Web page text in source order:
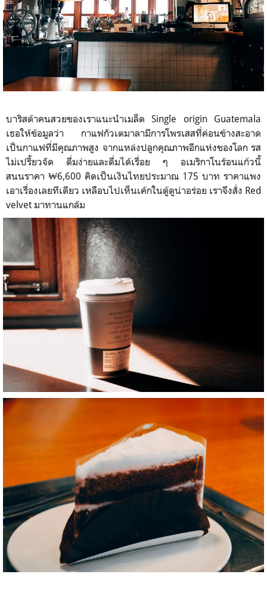
บาริสต้าคนสวยของเราแนะนำเมล็ด Single origin Guatemala
เธอให้ข้อมูลว่า กาแฟกัวเตมาลามีการโพรเสสที่ค่อนข้างสะอาด
เป็นกาแฟที่มีคุณภาพสูง จากแหล่งปลูกคุณภาพอีกแห่งของโลก รส
ไม่เปรี้ยวจัด ดื่มง่ายและดื่มได้เรื่อย ๆ อเมริกาโนร้อนแก้วนี้
สนนราคา ₩6,600 คิดเป็นเงินไทยประมาณ 175 บาท ราคาแพง
เอาเรื่องเลยทีเดียว เหลือบไปเห็นเค้กในตู้ดูน่าอร่อย เราจึงสั่ง Red
velvet มาทานแกล้ม